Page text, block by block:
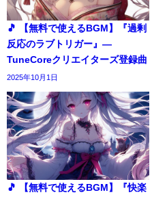
🎵 【無料で使えるBGM】『過剰
反応のラブトリガー』―
TuneCoreクリエイターズ登録曲
2025年10月1日
🎵 【無料で使えるBGM】『快楽